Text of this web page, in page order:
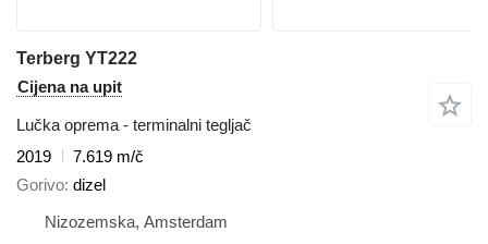
Terberg YT222
Cijena na upit
Lučka oprema - terminalni tegljač
2019
7.619 m/č
Gorivo dizel
Nizozemska, Amsterdam